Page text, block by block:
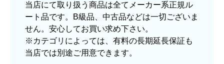
はい
ショップからの連絡や対応は適切でしたか？
はい
予定の期日までに商品が届きましたか？
当店にて取り扱う商品は全てメーカー系正規ル
ート品です。B級品、中古品などは一切ございま
せん。安心してお買い求め下さい。
※カテゴリによっては、有料の長期延長保証も
当店では別途ご用意できます。